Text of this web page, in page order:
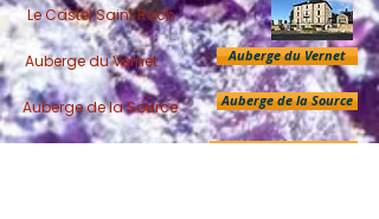
Le Castel Saint Roch
Auberge du Vernet Auberge du Vernet
Auberge de la Source Auberge de la Source
Camping de Bellevue